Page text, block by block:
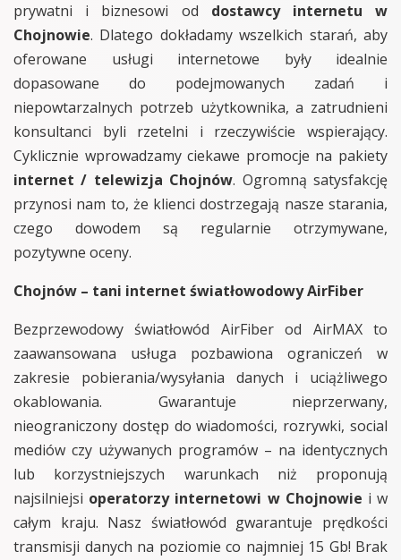
prywatni i biznesowi od dostawcy internetu w
Chojnowie. Dlatego dokładamy wszelkich starań, aby
oferowane usługi internetowe były idealnie
dopasowane do podejmowanych zadań i
niepowtarzalnych potrzeb użytkownika, a zatrudnieni
konsultanci byli rzetelni i rzeczywiście wspierający.
Cyklicznie wprowadzamy ciekawe promocje na pakiety
internet / telewizja Chojnów. Ogromną satysfakcję
przynosi nam to, że klienci dostrzegają nasze starania,
czego dowodem są regularnie otrzymywane,
pozytywne oceny.
Chojnów – tani internet światłowodowy AirFiber
Bezprzewodowy światłowód AirFiber od AirMAX to
zaawansowana usługa pozbawiona ograniczeń w
zakresie pobierania/wysyłania danych i uciążliwego
okablowania. Gwarantuje nieprzerwany,
nieograniczony dostęp do wiadomości, rozrywki, social
mediów czy używanych programów – na identycznych
lub korzystniejszych warunkach niż proponują
najsilniejsi operatorzy internetowi w Chojnowie i w
całym kraju. Nasz światłowód gwarantuje prędkości
transmisji danych na poziomie co najmniej 15 Gb! Brak